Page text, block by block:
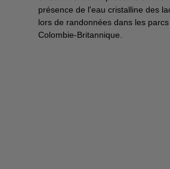
présence de l'eau cristalline des
lors de randonnées dans les
Colombie-Britannique.